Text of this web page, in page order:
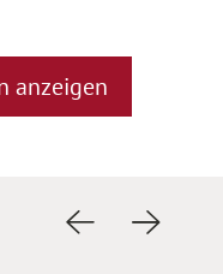
anzeigen
Vorherige